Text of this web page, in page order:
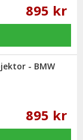
895 kr
- BMW
895 kr